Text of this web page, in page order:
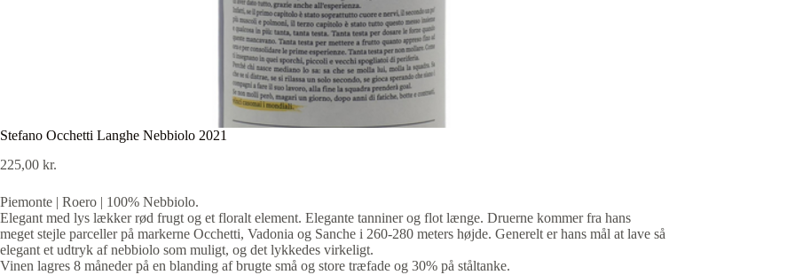
Stefano Occhetti Langhe Nebbiolo 2021
225,00 kr.
Piemonte | Roero | 100% Nebbiolo.
Elegant med lys lækker rød frugt og et floralt element. Elegante tanniner og flot længe. Druerne kommer fra hans
meget stejle parceller på markerne Occhetti, Vadonia og Sanche i 260-280 meters højde. Generelt er hans mål at lave så
elegant et udtryk af nebbiolo som muligt, og det lykkedes virkeligt.
Vinen lagres 8 måneder på en blanding af brugte små og store træfade og 30% på ståltanke.